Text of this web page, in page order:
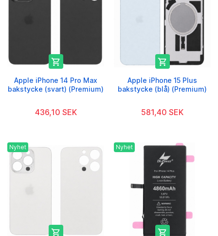

Apple iPhone 14 Pro Max
bakstycke (svart) (Premium)
436,10 SEK

Apple iPhone 15 Plus
bakstycke (blå) (Premium)
581,40 SEK
Nyhet

Nyhet
